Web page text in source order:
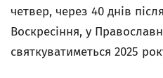
четвер, через 40 днів
Воскресіння, у
святкуватиметься 2025